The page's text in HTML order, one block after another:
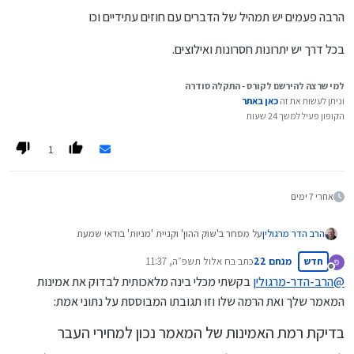
הרבה פעמים יש תמהיל של הדברים עם חוזים עתידיים וכו
בכל דרך יש יתרונות חסרונות ואילוצים.
למי שרצה להירשם לקורס - התקלה סודרה
וניתן לעשות את זה כאן באתר
הקופון פעיל למשך 24 שעות
1
אחרי 7 ימים
הרב הדר מרגוליןעל מסחר ב'שוק ההון' וקניית 'מניות' בודאי שמעת
ברצוני ליידע אותך על אמצעי נוסף להשקעה בשוק ההון ושמה
השאלה היא: - האם זה בשבילך?
מטרה אחת בלבד יש לפרק הזה: לעזור לך להחליט אודות
הקדמה:
הצורך בכסף, ידוע. והרצון להשקיע ולהגדיל את סכום הכסף
ידוע.
יש אפיק השקעה שיתכן ומתאים לך. יש בו מעלות רבות. אשתדל
מנותק
חדש מנחם 22 כתב בח אלול תשפ״ה, 11:37
נערך לאחרונה על ידי
@הרב-הדר-מרגוליןבקשתי מכלי בינה מלאכותית לבדוק את אמינות
המאמר שלך ואת הרמה שלו וזו תגובתו המבוססת על נתוני אמת:
בדיקת רמת האמינות של המאמר נכון למחירי העבר